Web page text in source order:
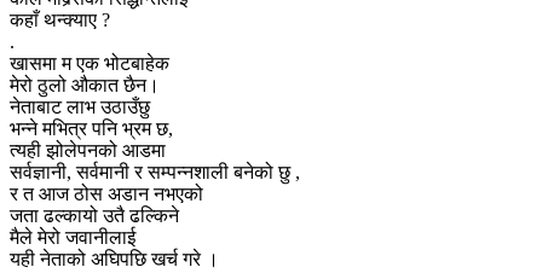
कहाँ थन्क्याए ?
.
खासमा म एक भोटबाहेक
मेरो ठुलो औकात छैन।
नेताबाट लाभ उठाउँछु
भन्ने मभित्र पनि भ्रम छ,
त्यही झोलेपनको आडमा
सर्वज्ञानी, सर्वमानी र सम्पन्नशाली बनेको छु ,
र त आज ठोस अडान नभएको
जता ढल्कायो उतै ढल्किने
मैले मेरो जवानीलाई
यही नेताको अघिपछि खर्च गरे ।